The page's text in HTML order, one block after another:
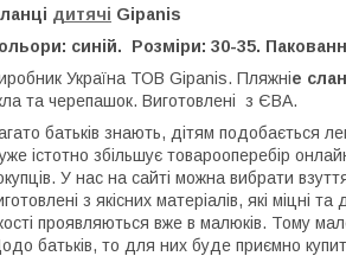
дитячі Gipanis
синій. Розміри: 30-35.
Україна ТОВ Gipanis. Пляжніе
та черепашок. Виготовлені з ЄВА.
батьків знають, дітям подобається
істотно збільшує товарооперебір
У нас на сайті можна вибрати
з якісних матеріалів, які міцні
проявляються вже в малюків. Тому
батьків, то для них буде приємно